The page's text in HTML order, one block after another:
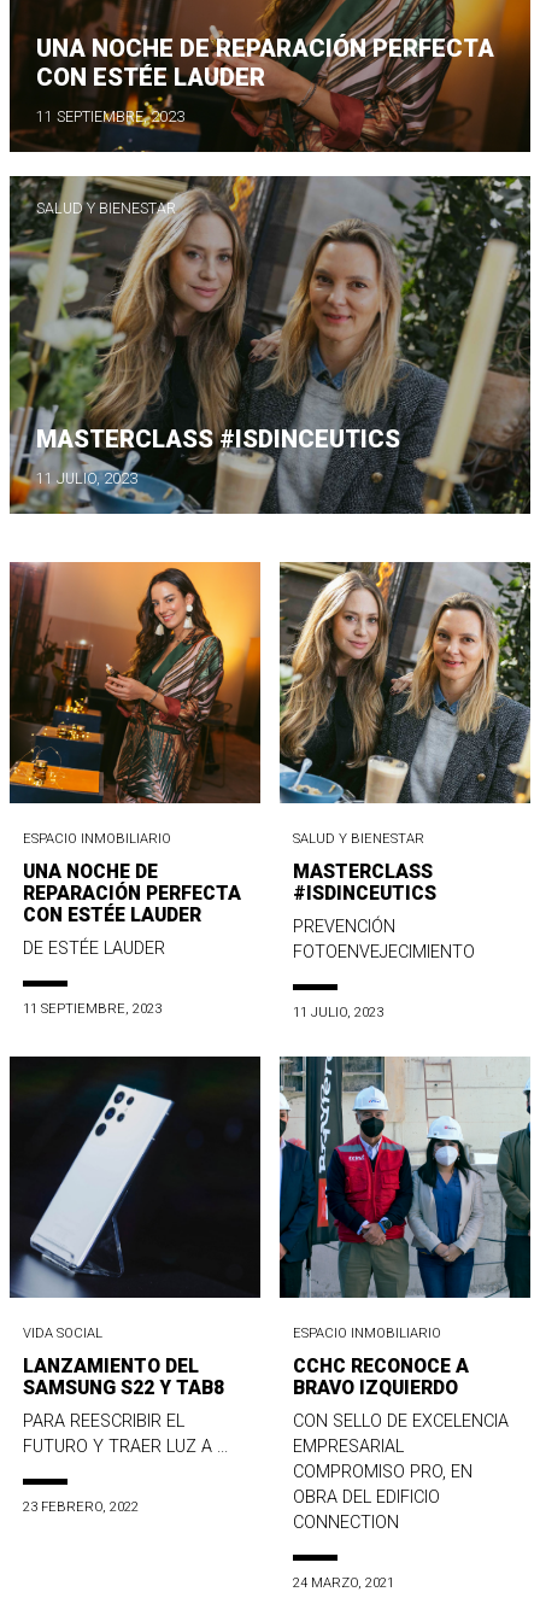
UNA NOCHE DE REPARACIÓN PERFECTA
CON ESTÉE LAUDER
11 SEPTIEMBRE, 2023
SALUD Y BIENESTAR
MASTERCLASS #ISDINCEUTICS
11 JULIO, 2023
ESPACIO INMOBILIARIO
UNA NOCHE DE
REPARACIÓN PERFECTA
CON ESTÉE LAUDER
DE ESTÉE LAUDER
11 SEPTIEMBRE, 2023
SALUD Y BIENESTAR
MASTERCLASS
#ISDINCEUTICS
PREVENCIÓN
FOTOENVEJECIMIENTO
11 JULIO, 2023
VIDA SOCIAL
LANZAMIENTO DEL
SAMSUNG S22 Y TAB8
PARA REESCRIBIR EL
FUTURO Y TRAER LUZ A ...
23 FEBRERO, 2022
ESPACIO INMOBILIARIO
CCHC RECONOCE A
BRAVO IZQUIERDO
CON SELLO DE EXCELENCIA
EMPRESARIAL
COMPROMISO PRO, EN
OBRA DEL EDIFICIO
CONNECTION
24 MARZO, 2021